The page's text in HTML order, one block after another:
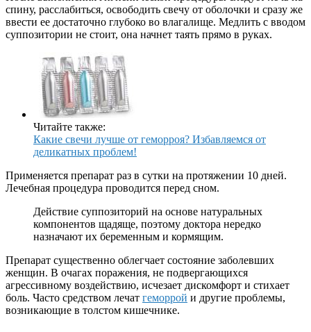
спину, расслабиться, освободить свечу от оболочки и сразу же
ввести ее достаточно глубоко во влагалище. Медлить с вводом
суппозитории не стоит, она начнет таять прямо в руках.
Читайте также:
Какие свечи лучше от геморроя? Избавляемся от
деликатных проблем!
Применяется препарат раз в сутки на протяжении 10 дней.
Лечебная процедура проводится перед сном.
Действие суппозиторий на основе натуральных
компонентов щадяще, поэтому доктора нередко
назначают их беременным и кормящим.
Препарат существенно облегчает состояние заболевших
женщин. В очагах поражения, не подвергающихся
агрессивному воздействию, исчезает дискомфорт и стихает
боль. Часто средством лечат геморрой и другие проблемы,
возникающие в толстом кишечнике.